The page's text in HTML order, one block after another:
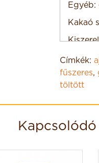
Egyéb:
Kakaó
Címkék:
fűszeres,
töltött